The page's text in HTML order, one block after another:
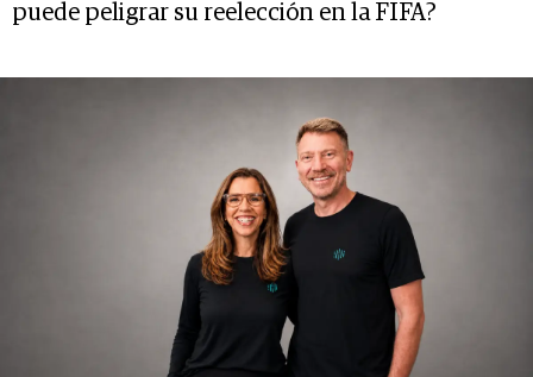
puede peligrar su reelección en la FIFA?